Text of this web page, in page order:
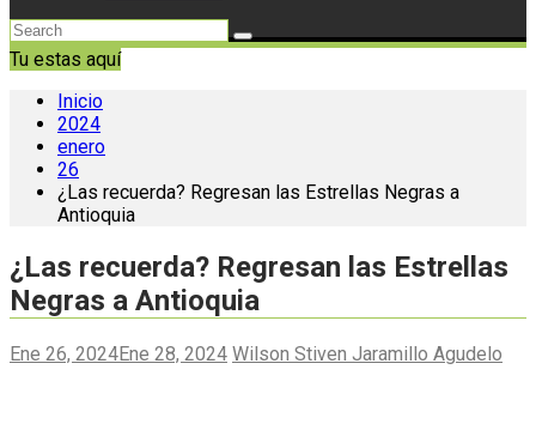
Tu estas aquí
Inicio
2024
enero
26
¿Las recuerda? Regresan las Estrellas Negras a
Antioquia
¿Las recuerda? Regresan las Estrellas
Negras a Antioquia
Ene 26, 2024Ene 28, 2024 Wilson Stiven Jaramillo Agudelo